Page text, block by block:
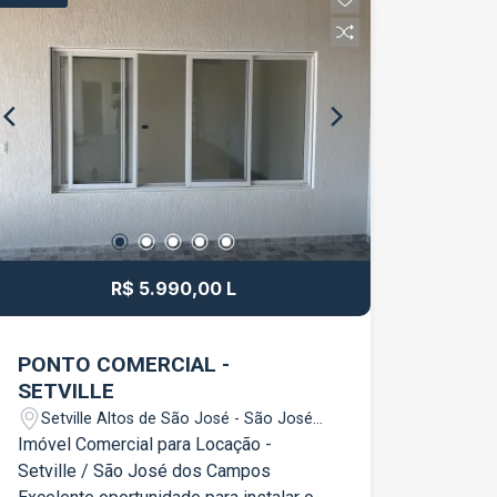
dormitórios, sendo 1 suíte master Suíte
master com banheira e guarda-roupas
planejado Banheiro social Lavabo Sala
ampla e bem iluminada Cozinha com
móveis planejados Área gourmet com
churrasqueira Piscina Garagem para até
espaçosos, excelente área de lazer e
toda a estrutura necessária para quem
deseja morar com conforto e receber
Agende sua visita e venha conhecer de
Jardim Santa Maria, em Jacareí!
R$ 5.990,00 L
PONTO COMERCIAL -
SETVILLE
Setville Altos de São José - São José
dos Campos/SP
Imóvel Comercial para Locação -
Setville / São José dos Campos